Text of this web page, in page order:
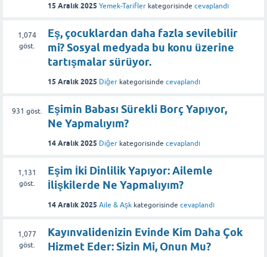
15 Aralık 2025 Yemek-Tarifler kategorisinde cevaplandı
1,074
göst.
Eş, çocuklardan daha fazla sevilebilir
mi? Sosyal medyada bu konu üzerine
tartışmalar sürüyor.
15 Aralık 2025 Diğer kategorisinde cevaplandı
931 göst.
Eşimin Babası Sürekli Borç Yapıyor,
Ne Yapmalıyım?
14 Aralık 2025 Diğer kategorisinde cevaplandı
1,131
göst.
Eşim İki Dinlilik Yapıyor: Ailemle
İlişkilerde Ne Yapmalıyım?
14 Aralık 2025 Aile & Aşk kategorisinde cevaplandı
1,077
göst.
Kayınvalidenizin Evinde Kim Daha Çok
Hizmet Eder: Sizin Mi, Onun Mu?